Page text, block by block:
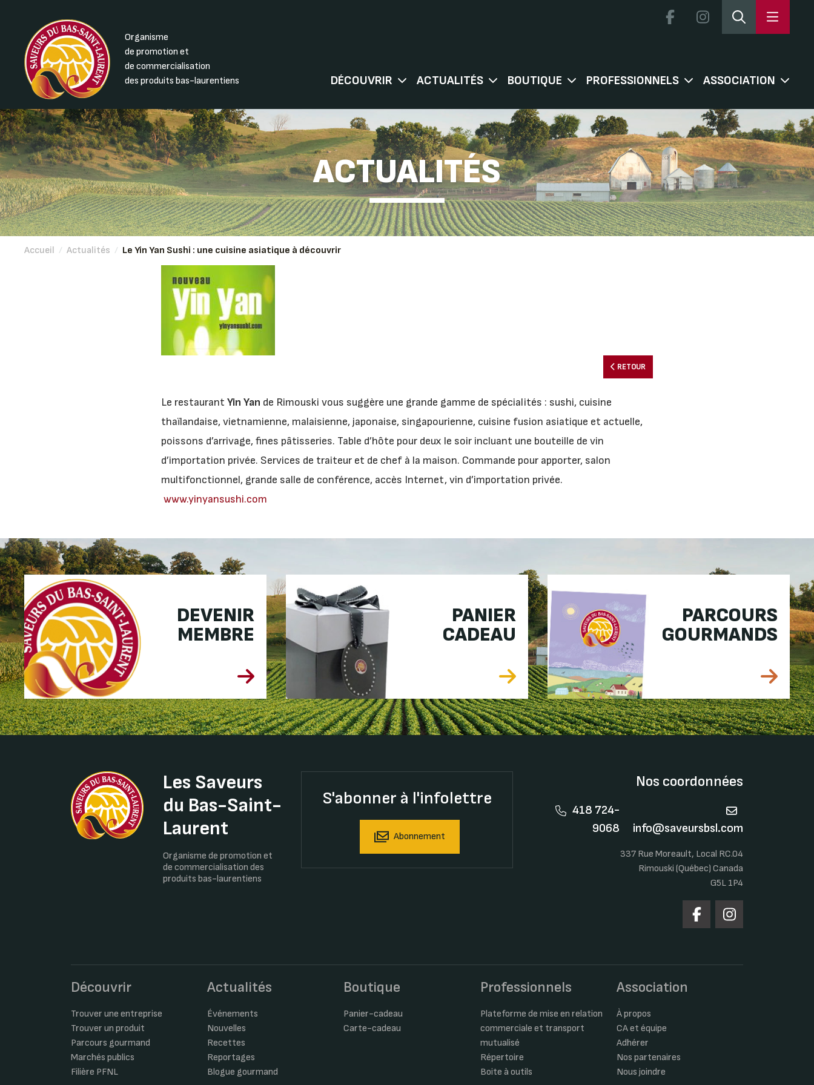
Organisme
de promotion et
de commercialisation
des produits bas-laurentiens
DÉCOUVRIR ACTUALITÉS BOUTIQUE PROFESSIONNELS ASSOCIATION
ACTUALITÉS
Accueil / Actualités / Le Yin Yan Sushi : une cuisine asiatique à découvrir
RETOUR
Le restaurant Yin Yan de Rimouski vous suggère une grande gamme de spécialités : sushi, cuisine
thaïlandaise, vietnamienne, malaisienne, japonaise, singapourienne, cuisine fusion asiatique et actuelle,
poissons d’arrivage, fines pâtisseries. Table d’hôte pour deux le soir incluant une bouteille de vin
d’importation privée. Services de traiteur et de chef à la maison. Commande pour apporter, salon
multifonctionnel, grande salle de conférence, accès Internet, vin d’importation privée.
www.yinyansushi.com
DEVENIR
MEMBRE
PANIER
CADEAU
PARCOURS
GOURMANDS
Les Saveurs
du Bas-Saint-
Laurent
Organisme de promotion et
de commercialisation des
produits bas-laurentiens
S'abonner à l'infolettre
Abonnement
Nos coordonnées
418 724-
9068
info@saveursbsl.com
337 Rue Moreault, Local RC.04
Rimouski (Québec) Canada
G5L 1P4
Découvrir
Trouver une entreprise
Trouver un produit
Parcours gourmand
Marchés publics
Filière PFNL
Actualités
Événements
Nouvelles
Recettes
Reportages
Blogue gourmand
Boutique
Panier-cadeau
Carte-cadeau
Professionnels
Plateforme de mise en relation
commerciale et transport
mutualisé
Répertoire
Boite à outils
Association
À propos
CA et équipe
Adhérer
Nos partenaires
Nous joindre